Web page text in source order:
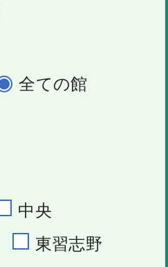
全ての館
中央
東習志野